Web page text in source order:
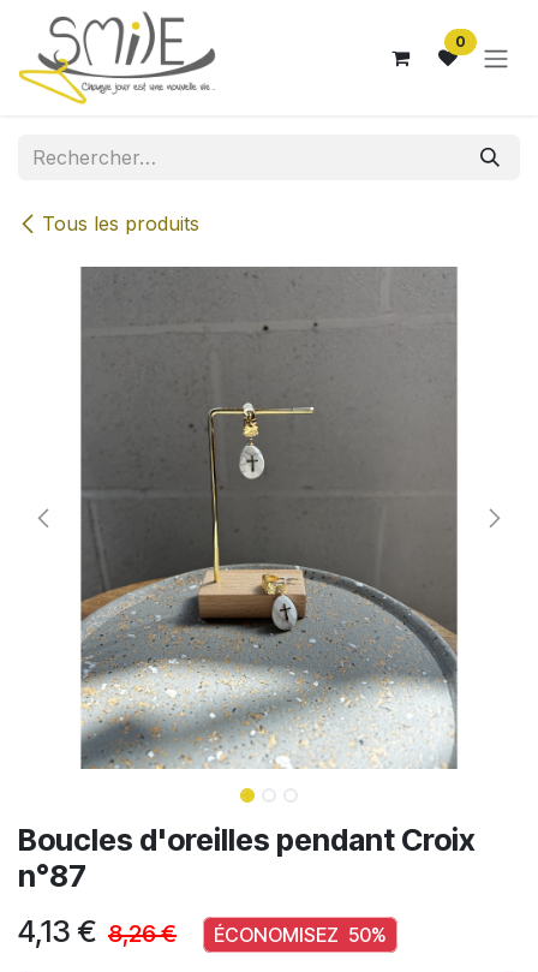
Se rendre au contenu
0
Tous les produits
Boucles d'oreilles pendant Croix
n°87
4,13 € 8,26€ ÉCONOMISEZ 50%